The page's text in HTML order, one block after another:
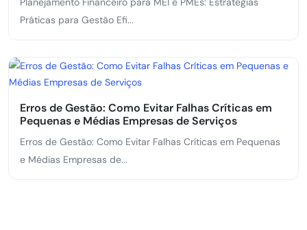
Práticas para Gestão Efi...
Erros de Gestão: Como Evitar Falhas Críticas em
Pequenas e Médias Empresas de Serviços
Erros de Gestão: Como Evitar Falhas Críticas em Pequenas
e Médias Empresas de...